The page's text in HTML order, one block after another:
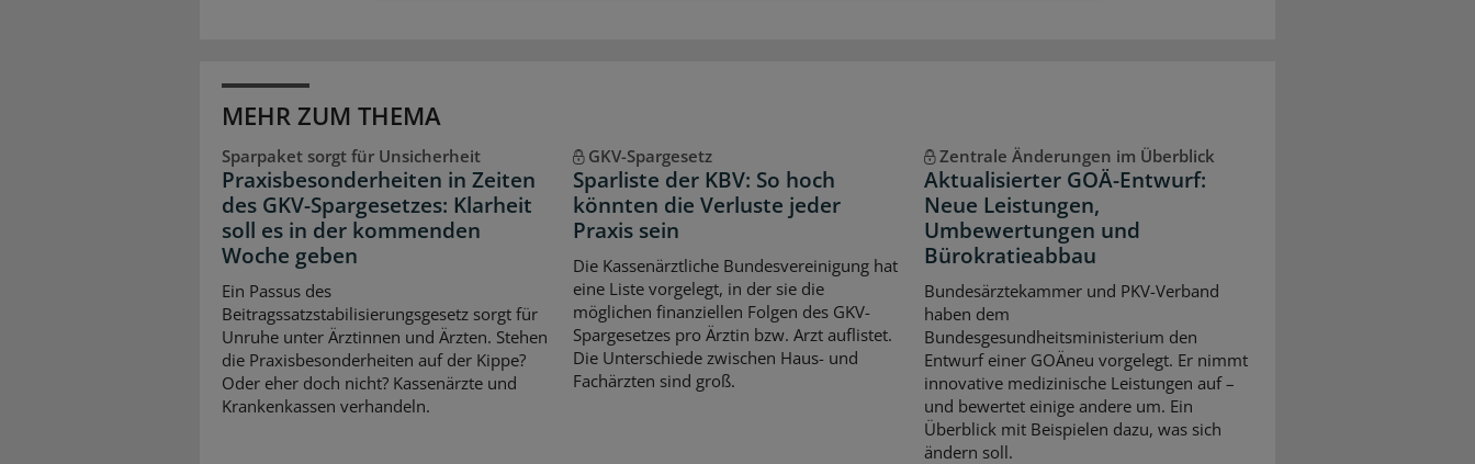
MEHR ZUM THEMA
Sparpaket sorgt für Unsicherheit
Praxisbesonderheiten in Zeiten
des GKV-Spargesetzes: Klarheit
soll es in der kommenden
Woche geben
Ein Passus des
Beitragssatzstabilisierungsgesetz sorgt für
Unruhe unter Ärztinnen und Ärzten. Stehen
die Praxisbesonderheiten auf der Kippe?
Oder eher doch nicht? Kassenärzte und
Krankenkassen verhandeln.
GKV-Spargesetz
Sparliste der KBV: So hoch
könnten die Verluste jeder
Praxis sein
Die Kassenärztliche Bundesvereinigung hat
eine Liste vorgelegt, in der sie die
möglichen finanziellen Folgen des GKV-
Spargesetzes pro Ärztin bzw. Arzt auflistet.
Die Unterschiede zwischen Haus- und
Fachärzten sind groß.
Zentrale Änderungen im Überblick
Aktualisierter GOÄ-Entwurf:
Neue Leistungen,
Umbewertungen und
Bürokratieabbau
Bundesärztekammer und PKV-Verband
haben dem
Bundesgesundheitsministerium den
Entwurf einer GOÄneu vorgelegt. Er nimmt
innovative medizinische Leistungen auf –
und bewertet einige andere um. Ein
Überblick mit Beispielen dazu, was sich
ändern soll.